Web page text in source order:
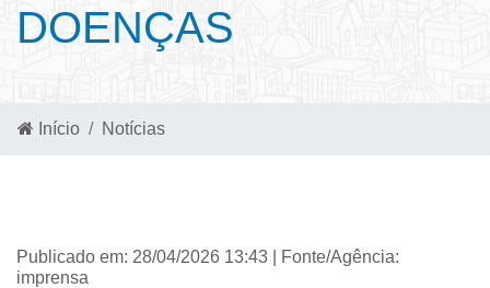
DOENÇAS
Início Notícias
Publicado em: 28/04/2026 13:43 | Fonte/Agência:
imprensa